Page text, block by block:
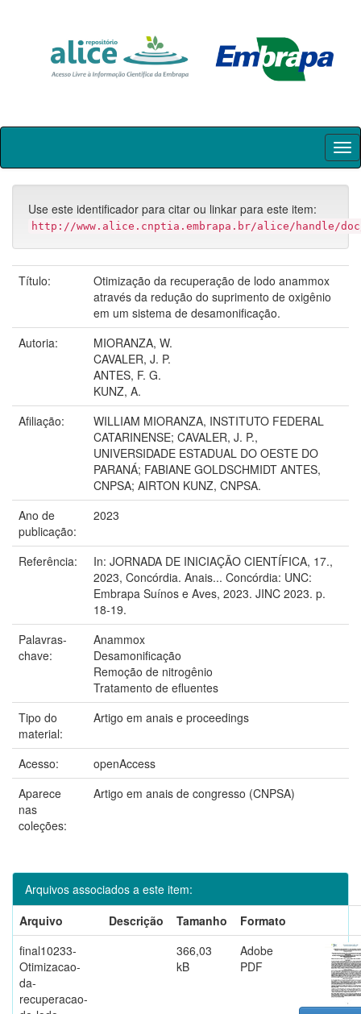
Skip
Use este identificador para citar ou linkar para este item:
http://www.alice.cnptia.embrapa.br/alice/handle/doc/
Título:
Otimização da recuperação de lodo anammox
através da redução do suprimento de oxigênio
em um sistema de desamonificação.
Autoria:
MIORANZA, W.
CAVALER, J. P.
ANTES, F. G.
KUNZ, A.
Afiliação:
WILLIAM MIORANZA, INSTITUTO FEDERAL
CATARINENSE; CAVALER, J. P.,
UNIVERSIDADE ESTADUAL DO OESTE DO
PARANÁ; FABIANE GOLDSCHMIDT ANTES,
CNPSA; AIRTON KUNZ, CNPSA.
Ano de
publicação:
2023
Referência:
In: JORNADA DE INICIAÇÃO CIENTÍFICA, 17.,
2023, Concórdia. Anais... Concórdia: UNC:
Embrapa Suínos e Aves, 2023. JINC 2023. p.
18-19.
Palavras-
chave:
Anammox
Desamonificação
Remoção de nitrogênio
Tratamento de efluentes
Tipo do
material:
Artigo em anais e proceedings
Acesso:
openAccess
Aparece
nas
coleções:
Artigo em anais de congresso (CNPSA)
Arquivos associados a este item:
Arquivo
Descrição Tamanho
Formato
final10233-
Otimizacao-
da-
recuperacao-
366,03
kB
Adobe
PDF